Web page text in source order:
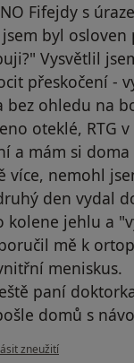
Fifejdy s
byl
Vysvětlil
přeskočení -
ohledu na
oteklé, RTG
a mám si
více, nemohl
den vydal
jehlu a
mě k
meniskus.
paní
domů s
názoru uživatele Martin Št
zneužití